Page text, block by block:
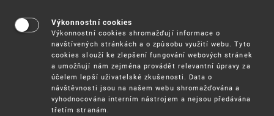
Užitnévzory
Ochrannéznámky
Výkonnostní cookies
Výkonnostní cookies shromažďují informace o
navštívených stránkách a o způsobu využití webu. Tyto
cookies slouží ke zlepšení fungování webových stránek
a umožňují nám zejména provádět relevantní úpravy za
účelem lepší uživatelské zkušenosti. Data o
návštěvnosti jsou na našem webu shromažďována a
vyhodnocována interním nástrojem a nejsou předávána
třetím stranám.